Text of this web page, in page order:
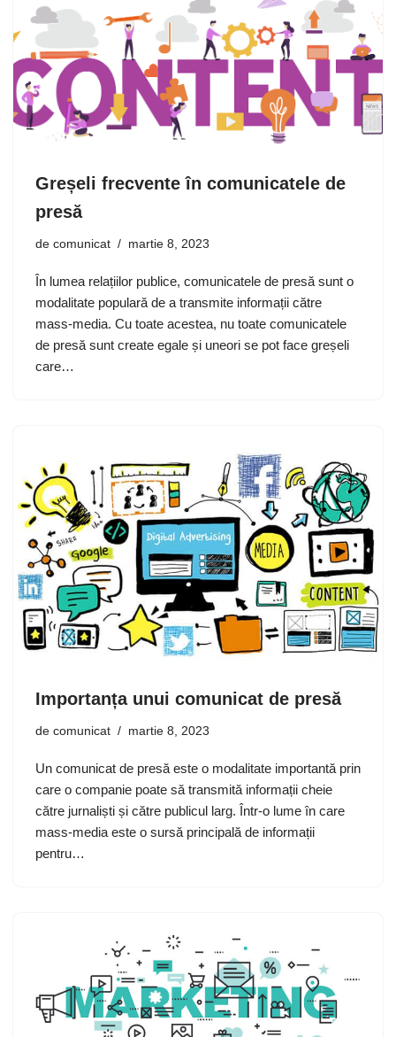
Greșeli frecvente în comunicatele de
presă
de comunicat martie 8, 2023
În lumea relațiilor publice, comunicatele de presă sunt o
modalitate populară de a transmite informații către
mass-media. Cu toate acestea, nu toate comunicatele
de presă sunt create egale și uneori se pot face greșeli
care…
Importanța unui comunicat de presă
de comunicat martie 8, 2023
Un comunicat de presă este o modalitate importantă prin
care o companie poate să transmită informații cheie
către jurnaliști și către publicul larg. Într-o lume în care
mass-media este o sursă principală de informații
pentru…